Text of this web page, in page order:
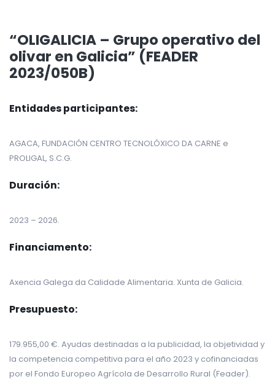
“OLIGALICIA – Grupo operativo del
olivar en Galicia” (FEADER
2023/050B)
Entidades participantes:
AGACA, FUNDACIÓN CENTRO TECNOLÓXICO DA CARNE e
PROLIGAL, S.C.G.
Duración:
2023 – 2026.
Financiamento:
Axencia Galega da Calidade Alimentaria. Xunta de Galicia.
Presupuesto:
179.955,00 €. Ayudas destinadas a la publicidad, la objetividad y
la competencia competitiva para el año 2023 y cofinanciadas
por el Fondo Europeo Agrícola de Desarrollo Rural (Feader).